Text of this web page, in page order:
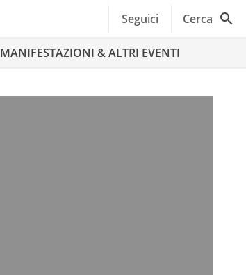
Seguici Cerca
MANIFESTAZIONI & ALTRI EVENTI